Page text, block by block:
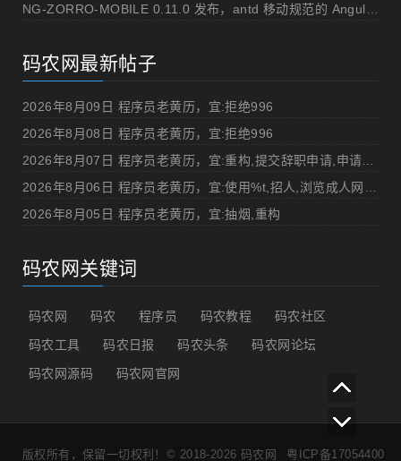
码农网最新帖子
2026年8月09日 程序员老黄历，宜:拒绝996
2026年8月08日 程序员老黄历，宜:拒绝996
2026年8月05日 程序员老黄历，宜:抽烟,重构
码农网关键词
码农网 码农 程序员 码农教程
码农社区
码农工具
码农日报 码农头条
码农网论坛
码农网源码
码农网官网
版权所有，保留一切权利！© 2018-2026 码农网
粤ICP备17054400